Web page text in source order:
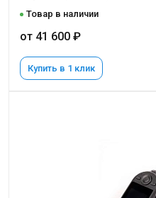
Товар в наличии
от 41 600 ₽
Купить в 1 клик